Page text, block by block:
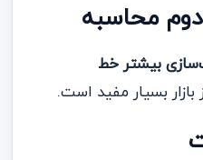
بیشتر خط
بسیار مفید است.